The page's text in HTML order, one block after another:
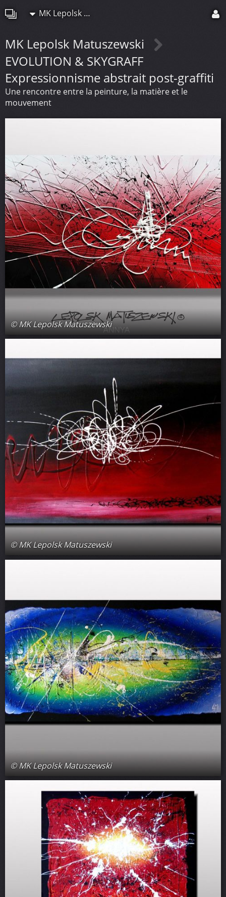
MK Lepolsk Matuszewski
MK Lepolsk Matuszewski
EVOLUTION & SKYGRAFF
Expressionnisme abstrait post-graffiti
Une rencontre entre la peinture, la matière et le
mouvement
© MK Lepolsk Matuszewski
© MK Lepolsk Matuszewski
© MK Lepolsk Matuszewski